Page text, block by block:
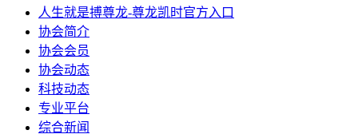
人生就是搏尊龙-尊龙凯时官方入口
协会简介
协会会员
协会动态
科技动态
专业平台
综合新闻